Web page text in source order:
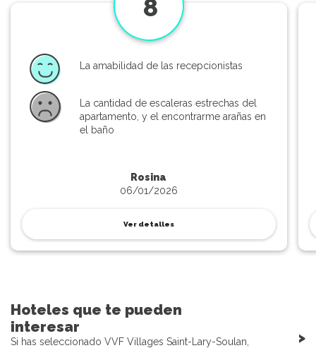
8
Rosina
06/01/2026
La amabilidad de las recepcionistas
La cantidad de escaleras estrechas del
apartamento, y el encontrarme arañas en
el baño
Ver detalles
Hoteles que te pueden
interesar
Si has seleccionado VVF Villages Saint-Lary-Soulan,
>